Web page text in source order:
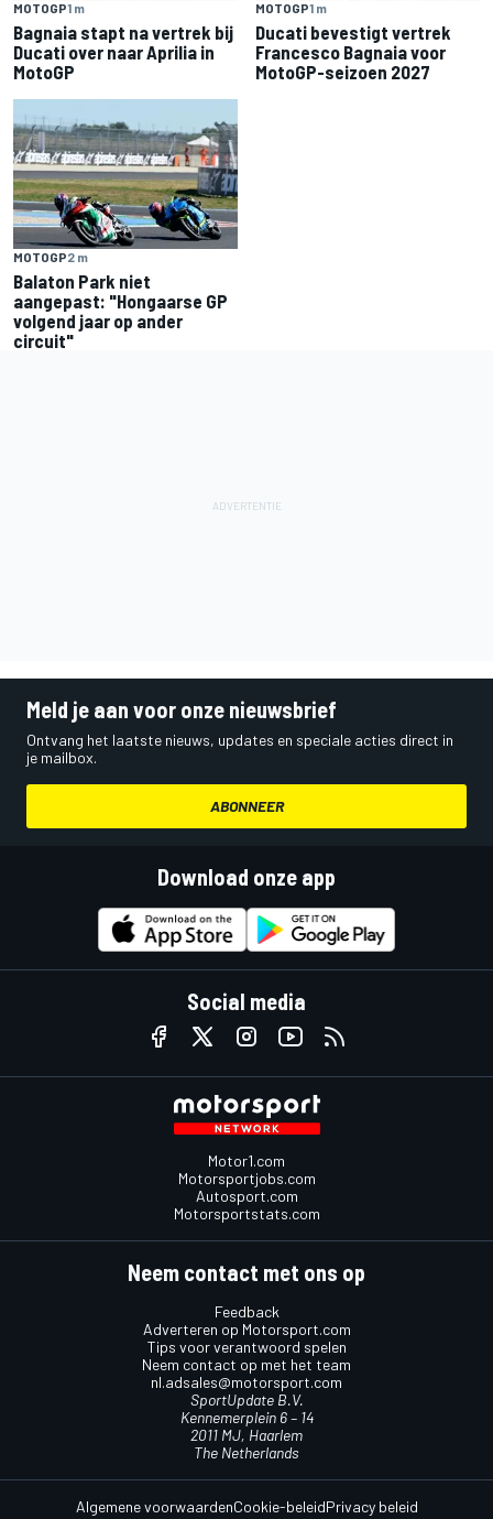
MOTOGP1 m
Bagnaia stapt na vertrek bij
Ducati over naar Aprilia in
MotoGP
MOTOGP1 m
Ducati bevestigt vertrek
Francesco Bagnaia voor
MotoGP-seizoen 2027
MOTOGP2 m
Balaton Park niet
aangepast: "Hongaarse GP
volgend jaar op ander
circuit"
Meld je aan voor onze nieuwsbrief
Ontvang het laatste nieuws, updates en speciale acties direct in
je mailbox.
ABONNEER
Download onze app
Social media
Motor1.com
Motorsportjobs.com
Autosport.com
Motorsportstats.com
Neem contact met ons op
Feedback
Adverteren op Motorsport.com
Tips voor verantwoord spelen
Neem contact op met het team
nl.adsales@motorsport.com
SportUpdate B.V.
Kennemerplein 6 – 14
2011 MJ, Haarlem
The Netherlands
Algemene voorwaardenCookie-beleidPrivacy beleid